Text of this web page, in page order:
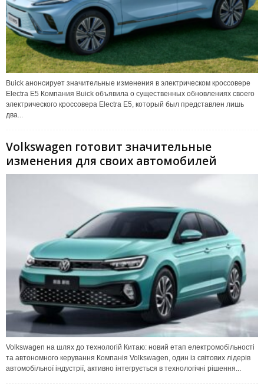
Buick анонсирует значительные изменения в электрическом кроссовере
Electra E5 Компания Buick объявила о существенных обновлениях своего
электрического кроссовера Electra E5, который был представлен лишь
два...
Volkswagen готовит значительные
изменения для своих автомобилей
Volkswagen на шлях до технологій Китаю: новий етап електромобільності
та автономного керування Компанія Volkswagen, один із світових лідерів
автомобільної індустрії, активно інтегрується в технологічні рішення...